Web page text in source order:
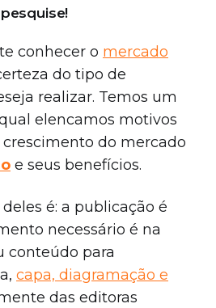
conhecer o mercado
do tipo de
realizar. Temos um
elencamos motivos
do mercado
e seus benefícios.
é: a publicação é
necessário é na
conteúdo para
capa, diagramação e
das editoras